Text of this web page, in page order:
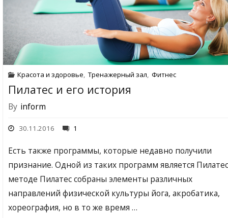
Красота и здоровье, Тренажерный зал, Фитнес
Пилатес и его история
By inform
30.11.2016 1
Есть также программы, которые недавно получили
признание. Одной из таких программ является
методе Пилатес собраны элементы различных
направлений физической культуры йога, акробатика,
хореография, но в то же время …